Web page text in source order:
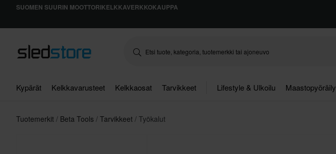
SUOMEN SUURIN MOOTTORIKELKKAVERKKOKAUPPA
Kypärät Kelkkavarusteet Kelkkaosat Tarvikkeet Lifestyle & Ulkoilu Maastopyöräily
Tuotemerkit Beta Tools Tarvikkeet Työkalut